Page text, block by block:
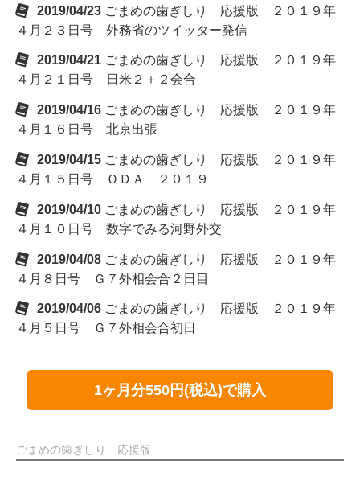
2019/04/23 ごまめの歯ぎしり 応援版 ２０１９年
４月２３日号 外務省のツイッター発信
2019/04/21 ごまめの歯ぎしり 応援版 ２０１９年
４月２１日号 日米２＋２会合
2019/04/16 ごまめの歯ぎしり 応援版 ２０１９年
４月１６日号 北京出張
2019/04/15 ごまめの歯ぎしり 応援版 ２０１９年
４月１５日号 ＯＤＡ ２０１９
2019/04/10 ごまめの歯ぎしり 応援版 ２０１９年
４月１０日号 数字でみる河野外交
2019/04/08 ごまめの歯ぎしり 応援版 ２０１９年
４月８日号 Ｇ７外相会合２日目
2019/04/06 ごまめの歯ぎしり 応援版 ２０１９年
４月５日号 Ｇ７外相会合初日
1ヶ月分550円(税込)で購入
ごまめの歯ぎしり 応援版